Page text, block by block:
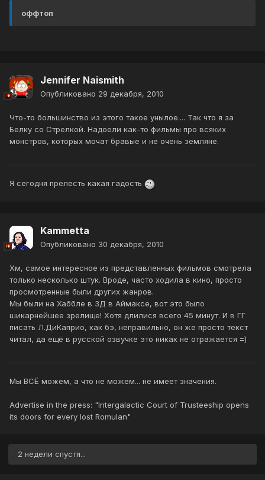
оффтоп
Jennifer Naismith
Опубликовано 29 декабря, 2010
Что-то большинство из этого такое унылое.... Так что я за
Белку со Стрелкой. Надоели как-то фильмы про всяких
монстров, которых мочат бравые и не очень земляне.
Я сегодня прелесть какая гадость
Kammetta
Опубликовано 30 декабря, 2010
Хм, самое интересное из представленных фильмов смотрела
только несколько штук. Вроде, часто ходила в кино, просто
просмотренные были других жанров.
Мы были на Хаббле в 3Д в Аймаксе, вот это было
шикарнейшее зрелище! Хотя длилися всего 45 минут. И в ГГ
писать Л.ДиКаприо, как бэ, неправильно, он же просто текст
читал, да ещё в русской озвучке это никак не отражается =)
Мы ВСЁ можем, а что не можем... не имеет значения.
Аdvertise in the press: "Intergalaсtic Court of Trusteeship opens
its doors for every lost Romulan"
2 недели спустя...